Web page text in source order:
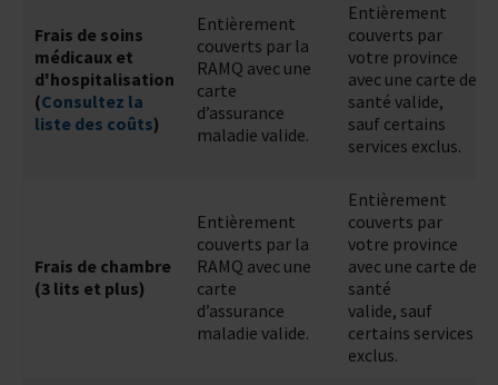
Frais de soins
médicaux et
d'hospitalisation
(Consultez la
liste des coûts)
Entièrement
couverts par la
RAMQ avec une
carte
d’assurance
maladie valide.
Entièrement
couverts par
votre province
avec une carte de
santé valide,
sauf certains
services exclus.
Frais de chambre
(3 lits et plus)
Entièrement
couverts par la
RAMQ avec une
carte
d’assurance
maladie valide.
Entièrement
couverts par
votre province
avec une carte de
santé
valide, sauf
certains services
exclus.